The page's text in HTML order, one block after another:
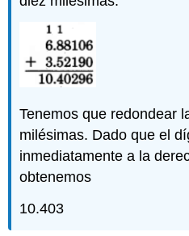
Tenemos que redondear
milésimas. Dado que el
inmediatamente a la
obtenemos
10.403